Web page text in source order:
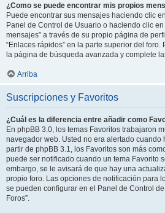
¿Como se puede encontrar mis propios
Puede encontrar sus mensajes haciendo clic
Panel de Control de Usuario o haciendo clic
mensajes” a través de su propio página de
“Enlaces rápidos” en la parte superior del foro.
la página de búsqueda avanzada y complete
Arriba
Suscripciones y Favoritos
¿Cuál es la diferencia entre añadir como
En phpBB 3.0, los temas Favoritos trabajaron
navegador web. Usted no era alertado cuando
partir de phpBB 3.1, los Favoritos son más
puede ser notificado cuando un tema Favorito
embargo, se le avisará de que hay una
propio foro. Las opciones de notificación para
se pueden configurar en el Panel de Control
Foros”.